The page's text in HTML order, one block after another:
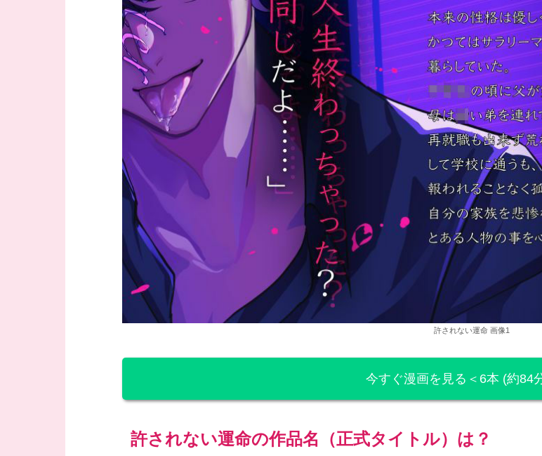
許されない運命 画像1
今すぐ漫画を見る＜6本 (約84
許されない運命の作品名（正式タイトル）は？